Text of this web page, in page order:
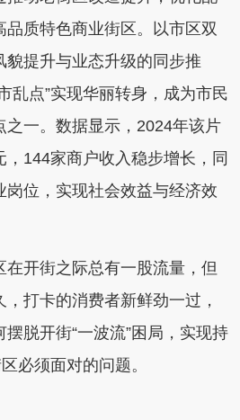
质特色商业街区。以市区双
貌提升与业态升级的同步推
乱点”实现华丽转身，成为市民
之一。数据显示，2024年该片
，144家商户收入稳步增长，同
岗位，实现社会效益与经济效
开街之际总有一股流量，但
打卡的消费者新鲜劲一过，
脱开街“一波流”困局，实现持
必须面对的问题。